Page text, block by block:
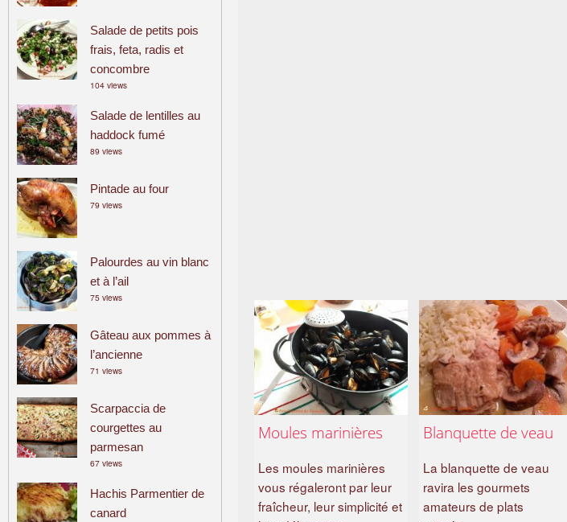
Salade de petits pois
frais, feta, radis et
concombre
104 views
Salade de lentilles au
haddock fumé
89 views
Pintade au four
79 views
Palourdes au vin blanc
et à l’ail
75 views
Gâteau aux pommes à
l’ancienne
71 views
Scarpaccia de
courgettes au
parmesan
67 views
Hachis Parmentier de
canard
Moules marinières
Les moules marinières
vous régaleront par leur
fraîcheur, leur simplicité et
Blanquette de veau
La blanquette de veau
ravira les gourmets
amateurs de plats